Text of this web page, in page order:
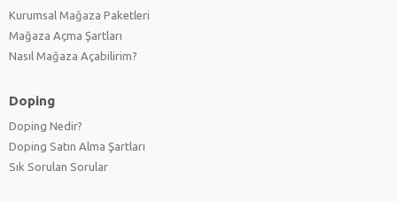
Kurumsal Mağaza Paketleri
Mağaza Açma Şartları
Nasıl Mağaza Açabilirim?
Doping
Doping Nedir?
Doping Satın Alma Şartları
Sık Sorulan Sorular